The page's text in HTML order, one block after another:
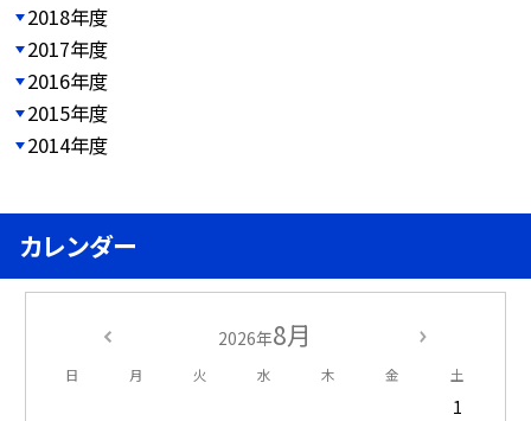
2018年度
2017年度
2016年度
2015年度
2014年度
カレンダー
2026年8月
日 月 火 水 木 金 土
1